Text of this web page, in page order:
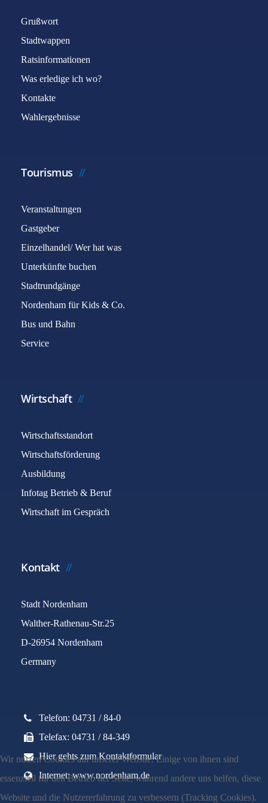
Grußwort
Stadtwappen
Ratsinformationen
Was erledige ich wo?
Kontakte
Wahlergebnisse
Tourismus
Veranstaltungen
Gastgeber
Einzelhandel/ Wer hat was
Unterkünfte buchen
Stadtrundgänge
Nordenham für Kids & Co.
Bus und Bahn
Service
Wirtschaft
Wirtschaftsstandort
Wirtschaftsförderung
Ausbildung
Infotag Betrieb & Beruf
Wirtschaft im Gespräch
Kontakt
Stadt Nordenham
Walther-Rathenau-Str.25
D-26954 Nordenham
Germany
Telefon: 04731 / 84-0
Telefax: 04731 / 84-349
Hier gehts zum Kontaktformular
Internet: www.nordenham.de
Wir nutzen Cookies auf unserer Website. Einige von ihnen sind
essenziell für den Betrieb der Seite, während andere uns helfen, diese
Website und die Nutzererfahrung zu verbessern (Tracking Cookies).